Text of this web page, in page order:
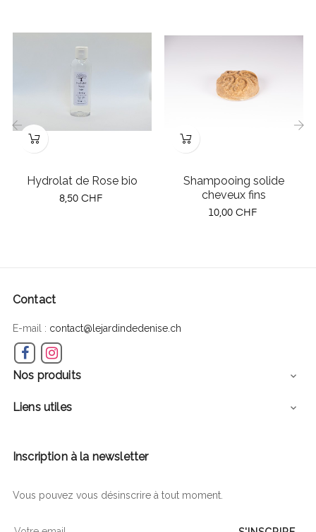
Hydrolat de Rose bio
Prix
8,50 CHF
Shampooing solide
cheveux fins
Prix
10,00 CHF
Contact
E-mail : contact@lejardindedenise.ch
Facebook
Nos produits 
Liens utiles 
Inscription à la newsletter
Vous pouvez vous désinscrire à tout moment.